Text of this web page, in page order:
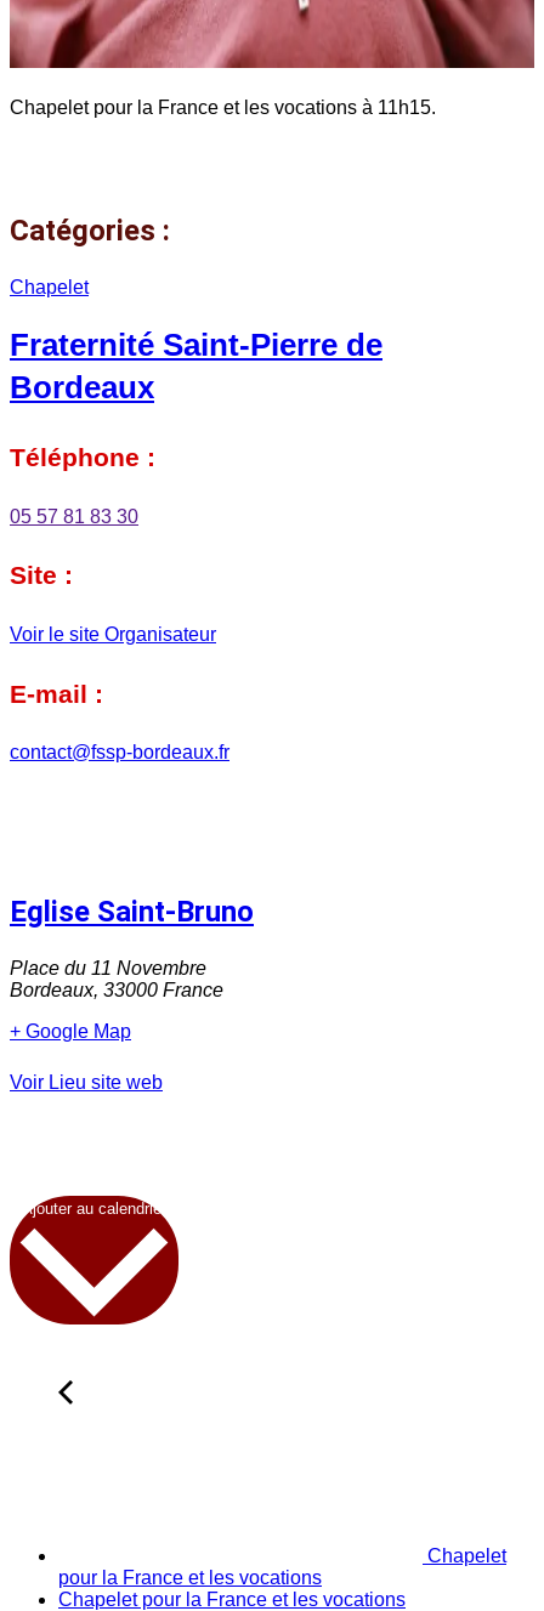
Chapelet pour la France et les vocations à 11h15.
Catégories :
Chapelet
Fraternité Saint-Pierre de
Bordeaux
Téléphone :
05 57 81 83 30
Site :
Voir le site Organisateur
E-mail :
contact@fssp-bordeaux.fr
Eglise Saint-Bruno
Place du 11 Novembre
Bordeaux, 33000 France
+ Google Map
Voir Lieu site web
Chapelet
pour la France et les vocations
Chapelet pour la France et les vocations